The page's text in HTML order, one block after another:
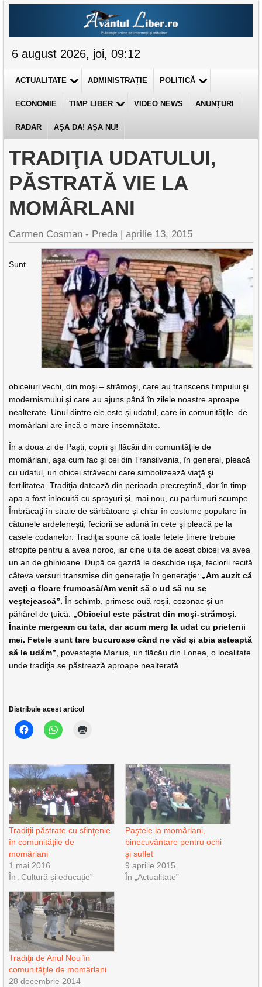
6 august 2026, joi, 09:12
ACTUALITATE ADMINISTRAȚIE POLITICĂ
ECONOMIE TIMP LIBER VIDEO NEWS ANUNȚURI
RADAR AȘA DA! AȘA NU!
TRADIŢIA UDATULUI,
PĂSTRATĂ VIE LA
MOMÂRLANI
Carmen Cosman - Preda |aprilie 13, 2015
Sunt
obiceiuri vechi, din moşi – strămoşi, care au transcens timpului şi
modernismului şi care au ajuns până în zilele noastre aproape
nealterate. Unul dintre ele este şi udatul, care în comunităţile de
momârlani are încă o mare însemnătate.
În a doua zi de Paşti, copiii şi flăcăii din comunităţile de
momârlani, aşa cum fac şi cei din Transilvania, în general, pleacă
cu udatul, un obicei străvechi care simbolizează viaţă şi
fertilitatea. Tradiţia datează din perioada precreştină, dar în timp
apa a fost înlocuită cu sprayuri şi, mai nou, cu parfumuri scumpe.
Îmbrăcaţi în straie de sărbătoare şi chiar în costume populare în
cătunele ardeleneşti, feciorii se adună în cete şi pleacă pe la
casele codanelor. Tradiţia spune că toate fetele tinere trebuie
stropite pentru a avea noroc, iar cine uita de acest obicei va avea
un an de ghinioane. După ce gazdă le deschide uşa, feciorii recită
câteva versuri transmise din generaţie în generaţie: „Am auzit că
aveţi o floare frumoasă/Am venit să o ud să nu se
veştejească”. În schimb, primesc ouă roşii, cozonac şi un
păhărel de ţuică.
„Obiceiul este păstrat din moşi-strămoşi.
Înainte mergeam cu tata, dar acum merg la udat cu prietenii
mei. Fetele sunt tare bucuroase când ne văd şi abia aşteaptă
să le udăm” , povesteşte Marius, un flăcău din Lonea, o localitate
unde tradiţia se păstrează aproape nealterată.
Distribuie acest articol
Tradiţii păstrate cu sfinţenie
în comunitățile de
momârlani
1 mai 2016
În „Cultură și educație”
Paştele la momârlani,
binecuvântare pentru ochi
şi suflet
9 aprilie 2015
În „Actualitate”
Tradiţii de Anul Nou în
comunităţile de momârlani
28 decembrie 2014